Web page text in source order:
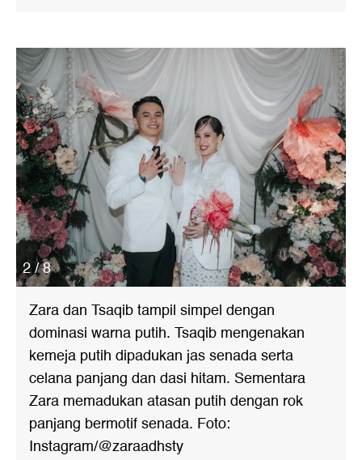
2 / 8
Zara dan Tsaqib tampil simpel dengan
dominasi warna putih. Tsaqib mengenakan
kemeja putih dipadukan jas senada serta
celana panjang dan dasi hitam. Sementara
Zara memadukan atasan putih dengan rok
panjang bermotif senada. Foto:
Instagram/@zaraadhsty